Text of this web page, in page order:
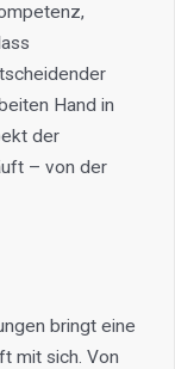
Hand in
der
– von der
bringt eine
mit sich. Von